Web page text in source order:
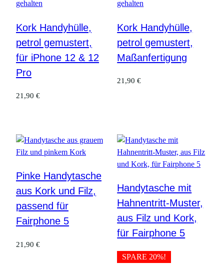
Kork Handyhülle,
petrol gemustert,
für iPhone 12 & 12
Pro
21,90 €
Kork Handyhülle,
petrol gemustert,
Maßanfertigung
21,90€
Pinke Handytasche
aus Kork und Filz,
passend für
Fairphone 5
21,90 €
Handytasche mit
Hahnentritt-Muster,
aus Filz und Kork,
für Fairphone 5
SPARE 20%!